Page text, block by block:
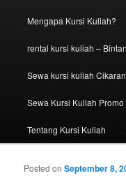
Mengapa Kursi Kuliah?
rental kursi kuliah –
Sewa kursi kuliah
Sewa Kursi Kuliah Promo
Tentang Kursi Kuliah
Posted onSeptember 8,